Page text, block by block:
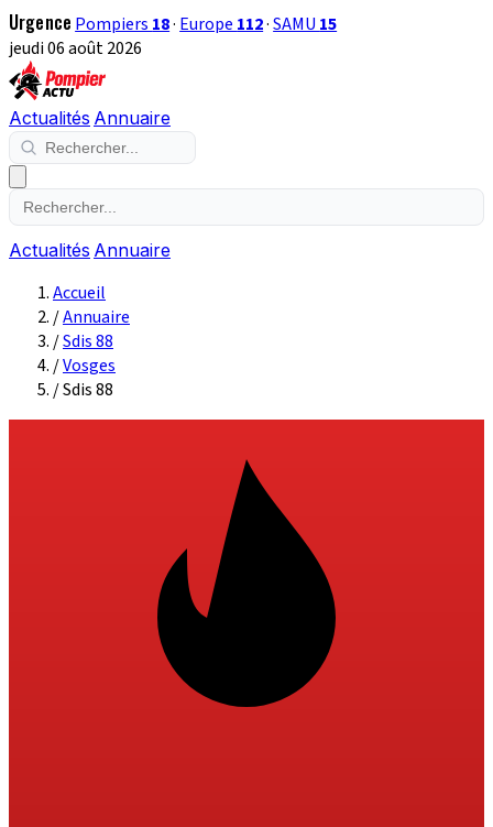
Urgence Pompiers 18· Europe 112·SAMU 15
jeudi 06 août 2026
Actualités Annuaire
Actualités Annuaire
Accueil
/Annuaire
/Sdis 88
/Vosges
/Sdis 88